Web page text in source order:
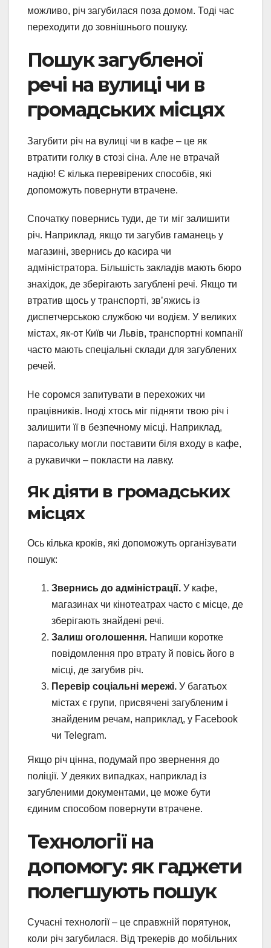
можливо, річ загубилася поза домом. Тоді час
переходити до зовнішнього пошуку.
Пошук загубленої
речі на вулиці чи в
громадських місцях
Загубити річ на вулиці чи в кафе – це як
втратити голку в стозі сіна. Але не втрачай
надію! Є кілька перевірених способів, які
допоможуть повернути втрачене.
Спочатку повернись туди, де ти міг залишити
річ. Наприклад, якщо ти загубив гаманець у
магазині, звернись до касира чи
адміністратора. Більшість закладів мають бюро
знахідок, де зберігають загублені речі. Якщо ти
втратив щось у транспорті, зв’яжись із
диспетчерською службою чи водієм. У великих
містах, як-от Київ чи Львів, транспортні компанії
часто мають спеціальні склади для загублених
речей.
Не соромся запитувати в перехожих чи
працівників. Іноді хтось міг підняти твою річ і
залишити її в безпечному місці. Наприклад,
парасольку могли поставити біля входу в кафе,
а рукавички – покласти на лавку.
Як діяти в громадських
місцях
Ось кілька кроків, які допоможуть організувати
пошук:
Звернись до адміністрації. У кафе,
магазинах чи кінотеатрах часто є місце, де
зберігають знайдені речі.
Залиш оголошення. Напиши коротке
повідомлення про втрату й повісь його в
місці, де загубив річ.
Перевір соціальні мережі. У багатьох
містах є групи, присвячені загубленим і
знайденим речам, наприклад, у Facebook
чи Telegram.
Якщо річ цінна, подумай про звернення до
поліції. У деяких випадках, наприклад із
загубленими документами, це може бути
єдиним способом повернути втрачене.
Технології на
допомогу: як гаджети
полегшують пошук
Сучасні технології – це справжній порятунок,
коли річ загубилася. Від трекерів до мобільних